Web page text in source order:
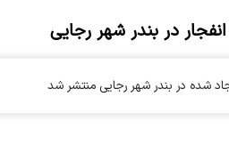
در بندر شهر رجایی
شده در بندر شهر رجایی منتشر شد